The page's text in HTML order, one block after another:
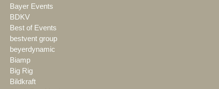
Bayer Events
BDKV
Best of Events
bestvent group
beyerdynamic
Biamp
Big Rig
Bildkraft